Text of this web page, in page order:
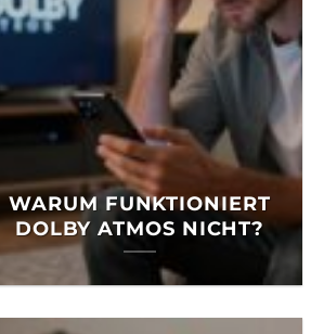
WARUM FUNKTIONIERT
DOLBY ATMOS NICHT?